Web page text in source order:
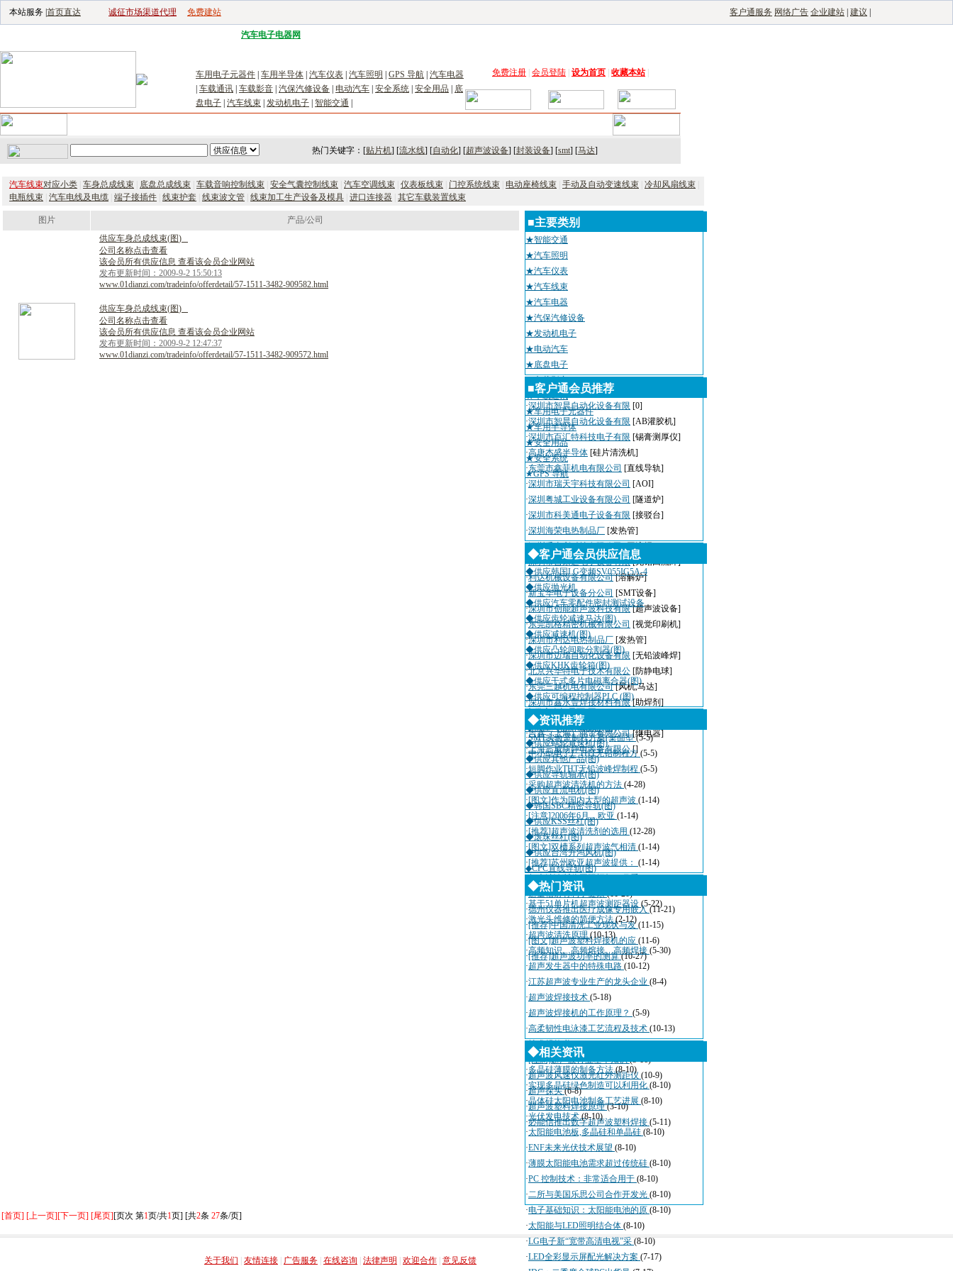
本站服务 | 首页直达 诚征市场渠道代理 免费建站 客户通服务 网络广告 企业建站 建议
汽车电子电器网
车用电子元器件 车用半导体 汽车仪表 汽车照明 GPS 导航 汽车电器
车载通讯 车载影音 汽保汽修设备 电动汽车 安全系统 安全用品
底
盘电子 汽车线束 发动机电子 智能交通
免费注册 会员登陆 设为首页 收藏本站|
热门关键字：[贴片机] [流水线] [自动化] [超声波设备] [封装设备] [smt] [马达]
汽车线束对应小类 车身总成线束 底盘总成线束 车载音响控制线束 安全气囊控制线束 汽车空调线束 仪表板线束 门控系统线束 电动座椅线束 手动及自动变速线束 冷却风扇线束
电瓶线束 汽车电线及电缆 端子接插件 线束护套 线束波文管 线束加工生产设备及模具 进口连接器 其它车载装置线束
图片
产品/公司
供应车身总成线束(图)
公司名称点击查看
该会员所有供应信息 查看该会员企业网站
发布更新时间：2009-9-2 15:50:13
www.01dianzi.com/tradeinfo/offerdetail/57-1511-3482-909582.html
供应车身总成线束(图)
公司名称点击查看
该会员所有供应信息 查看该会员企业网站
发布更新时间：2009-9-2 12:47:37
www.01dianzi.com/tradeinfo/offerdetail/57-1511-3482-909572.html
■主要类别
★智能交通
★汽车照明
★汽车仪表
★汽车线束
★汽车电器
★汽保汽修设备
★发动机电子
★电动汽车
★底盘电子
★车载影音
★车载通讯
★车用电子元器件
★车用半导体
★安全用品
★安全系统
★GPS 导航
■客户通会员推荐
·深圳市智晨自动化设备有限 [0]
·深圳市智晨自动化设备有限 [AB灌胶机]
·深圳市百汇特科技电子有限 [锡膏测厚仪]
·高唐杰盛半导体 [硅片清洗机]
·东莞市鑫菲机电有限公司 [直线导轨]
·深圳市瑞天宇科技有限公司 [AOI]
·深圳粤城工业设备有限公司 [隧道炉]
·深圳市科美通电子设备有限 [接驳台]
·深圳海荣电热制品厂 [发热管]
深圳千山利科技有限公司 [回流焊]
·深圳市吉康达电子设备有限 [无铅回流焊]
·利达机械设备有限公司 [溶解炉]
·新宝华电子设备分公司 [SMT设备]
·深圳市创能超声波科技有限 [超声波设备]
·东莞凯格精密机械有限公司 [视觉印刷机]
·深圳市利达电热制品厂 [发热管]
·深圳市迈瑞自动化设备有限 [无铅波峰焊]
·北京兴华特电子技术有限公 [防静电球]
·东莞三越机电有限公司 [风机,马达]
·深圳市鑫永豐焊接材料有限 [助焊剂]
·上海克迪迈机电设备有限公
·吉鑫（上海）商贸有限公司 [继电器]
·上海三威防静电装备有限公 []
◆客户通会员供应信息
◆供应韩国LG变频SV055IG5A-4
◆供应抛光机
◆供应汽车零配件密封测试设备
◆供应齿轮减速马达(图)
◆供应减速机(图)
◆供应凸轮间歇分割器(图)
◆供应KHK齿轮箱(图)
◆供应干式多片电磁离合器(图)
◆供应可编程控制器PLC (图)
◆供应人机界面(图)
◆供应气密测试设备(图)
◆供应蜗轮减速机(图)
◆供应其他产品(图)
◆供应导轨轴承(图)
◆供应直流电机(图)
◆韩国SBC精密导轨(图)
◆供应KSS丝杠(图)
◆滚珠丝杠(图)
◆供应台湾升鸿风机(图)
◆CPC直线导轨(图)
◆资讯推荐
·SMT实验室制程方案(桌面型(5-5)
·中小型电子厂THT无铅制程方 (5-5)
·短脚作业THT无铅波峰焊制程 (5-5)
·采购超声波清洗机的方法 (4-28)
·[图文]作为国内大型的超声波 (1-14)
·[注意]2006年6月，欧亚 (1-14)
·[推荐]超声波清洗剂的选用 (12-28)
·[图文]双槽系列超声波气相清 (1-14)
·[推荐]苏州欧亚超声波提供： (1-14)
超声波诊断仪国际招标10月看
·适量辐射有利于健康(11-20)
·德州仪器推出医疗成像专用嵌入 (11-21)
·[推荐]中国清洗工业现状与发(11-15)
·[图文]超声波塑料焊接机的应 (11-6)
·[推荐]超声波功率的测算(10-27)
◆热门资讯
·基于51单片机超声波测距器设 (5-22)
·激光头维修的简便方法(2-12)
·超声波清洗原理(10-13)
·高频知识、高频熔接、高频焊接 (5-30)
·超声发生器中的特殊电路 (10-12)
·江苏超声波专业生产的龙头企业 (8-4)
·超声波焊接技术 (5-18)
·超声波焊接机的工作原理？ (5-9)
·高柔韧性电泳漆工艺流程及技术 (10-13)
技术规格书
(4-3)
·[注意]超声波行业基本知识(5-16)
·超声波风速仪激光红外测距仪 (10-9)
·超声探头(6-8)
·超声波塑料焊接原理(3-10)
·必能信推出数字超声波塑料焊接 (5-11)
◆相关资讯
·多晶硅薄膜的制备方法(8-10)
·实现多晶硅绿色制造可以利用化 (8-10)
·晶体硅太阳电池制备工艺进展 (8-10)
·光伏发电技术(8-10)
·太阳能电池板,多晶硅和单晶硅 (8-10)
·ENF未来光伏技术展望 (8-10)
·薄膜太阳能电池需求超过传统硅 (8-10)
·PC 控制技术：非常适合用于 (8-10)
·二所与美国乐思公司合作开发光 (8-10)
·电子基础知识：太阳能电池的原 (8-10)
·太阳能与LED照明结合体 (8-10)
·LG电子新“宽带高清电视”采 (8-10)
·LED全彩显示屏配光解决方案 (7-17)
[首页] [上一页][下一页] [尾页][页次 第1页/共1页] [共2条 27条/页]
关于我们
友情连接 广告服务 在线咨询 法律声明 欢迎合作 意见反馈